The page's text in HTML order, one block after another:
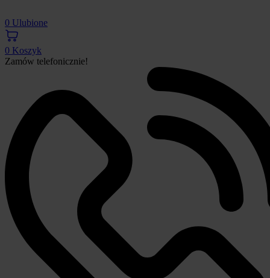
0 Ulubione
0 Koszyk
Zamów telefonicznie!